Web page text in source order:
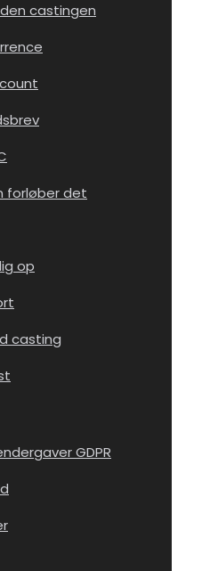
castingen
forløber det
op
casting
GDPR